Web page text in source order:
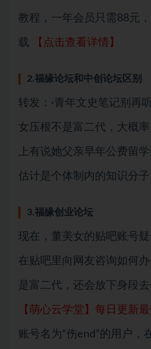
教程，一年会员只需88元
载 【点击查看详情】
2.福缘论坛和中创论坛区别
转发：·青年文史笔记别再
女压根不是富二代，大概
上有说她父亲早年公费留
估计是个体制内的知识分子
3.福缘创业论坛
现在，董美女的贴吧账号
在贴吧里向网友咨询如何
是富二代，还会放下身段
【萌心云学堂】每日更新
账号名为“伤end”的用户，